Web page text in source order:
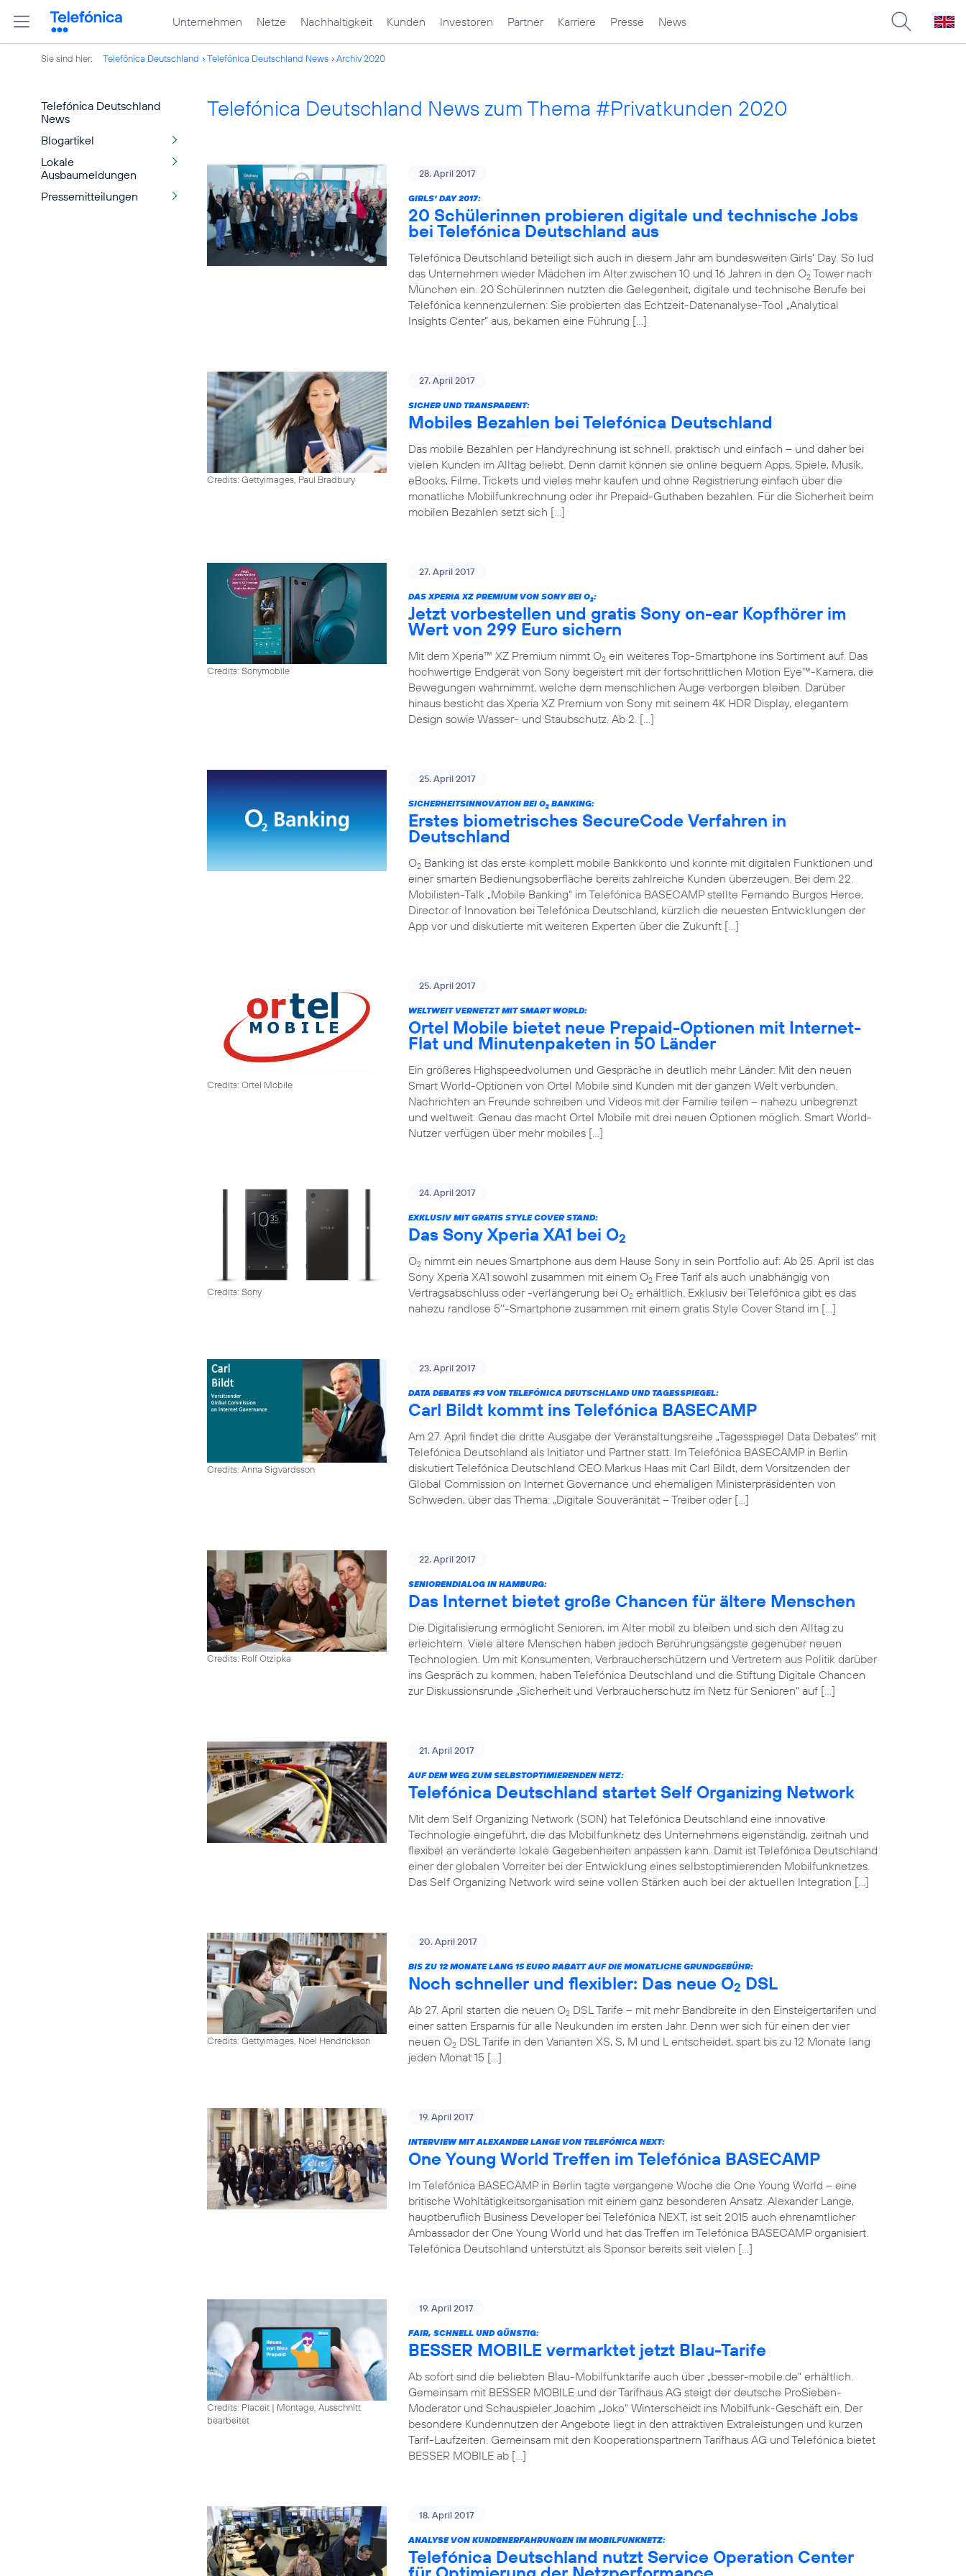
Unternehmen Netze Nachhaltigkeit Kunden Investoren Partner Karriere Presse News
Sie sind hier: Telefónica Deutschland Telefónica Deutschland News Archiv 2020
Telefónica Deutschland
News
Blogartikel
Lokale
Ausbaumeldungen
Pressemitteilungen
Telefónica Deutschland News zum Thema #Privatkunden 2020
28. April 2017
GIRLS‘ DAY 2017:
20 Schülerinnen probieren digitale und technische Jobs
bei Telefónica Deutschland aus
Telefónica Deutschland beteiligt sich auch in diesem Jahr am bundesweiten Girls‘ Day. So lud
das Unternehmen wieder Mädchen im Alter zwischen 10 und 16 Jahren in den O2 Tower nach
München ein. 20 Schülerinnen nutzten die Gelegenheit, digitale und technische Berufe bei
Telefónica kennenzulernen: Sie probierten das Echtzeit-Datenanalyse-Tool „Analytical
Insights Center“ aus, bekamen eine Führung […]
Credits: Gettyimages, Paul Bradbury
27. April 2017
SICHER UND TRANSPARENT:
Mobiles Bezahlen bei Telefónica Deutschland
Das mobile Bezahlen per Handyrechnung ist schnell, praktisch und einfach – und daher bei
vielen Kunden im Alltag beliebt. Denn damit können sie online bequem Apps, Spiele, Musik,
eBooks, Filme, Tickets und vieles mehr kaufen und ohne Registrierung einfach über die
monatliche Mobilfunkrechnung oder ihr Prepaid-Guthaben bezahlen. Für die Sicherheit beim
mobilen Bezahlen setzt sich […]
Credits: Sonymobile
27. April 2017
DAS XPERIA XZ PREMIUM VON SONY BEI O2:
Jetzt vorbestellen und gratis Sony on-ear Kopfhörer im
Wert von 299 Euro sichern
Mit dem Xperia™ XZ Premium nimmt O2 ein weiteres Top-Smartphone ins Sortiment auf. Das
hochwertige Endgerät von Sony begeistert mit der fortschrittlichen Motion Eye™-Kamera, die
Bewegungen wahrnimmt, welche dem menschlichen Auge verborgen bleiben. Darüber
hinaus besticht das Xperia XZ Premium von Sony mit seinem 4K HDR Display, elegantem
Design sowie Wasser- und Staubschutz. Ab 2. […]
25. April 2017
SICHERHEITSINNOVATION BEI O2 BANKING:
Erstes biometrisches SecureCode Verfahren in
Deutschland
O2 Banking ist das erste komplett mobile Bankkonto und konnte mit digitalen Funktionen und
einer smarten Bedienungsoberfläche bereits zahlreiche Kunden überzeugen. Bei dem 22.
Mobilisten-Talk „Mobile Banking“ im Telefónica BASECAMP stellte Fernando Burgos Herce,
Director of Innovation bei Telefónica Deutschland, kürzlich die neuesten Entwicklungen der
App vor und diskutierte mit weiteren Experten über die Zukunft […]
Credits: Ortel Mobile
25. April 2017
WELTWEIT VERNETZT MIT SMART WORLD:
Ortel Mobile bietet neue Prepaid-Optionen mit Internet-
Flat und Minutenpaketen in 50 Länder
Ein größeres Highspeedvolumen und Gespräche in deutlich mehr Länder: Mit den neuen
Smart World-Optionen von Ortel Mobile sind Kunden mit der ganzen Welt verbunden.
Nachrichten an Freunde schreiben und Videos mit der Familie teilen – nahezu unbegrenzt
und weltweit: Genau das macht Ortel Mobile mit drei neuen Optionen möglich. Smart World-
Nutzer verfügen über mehr mobiles […]
Credits: Sony
24. April 2017
EXKLUSIV MIT GRATIS STYLE COVER STAND:
Das Sony Xperia XA1 bei O2
O2 nimmt ein neues Smartphone aus dem Hause Sony in sein Portfolio auf: Ab 25. April ist das
Sony Xperia XA1 sowohl zusammen mit einem O2 Free Tarif als auch unabhängig von
Vertragsabschluss oder -verlängerung bei O2 erhältlich. Exklusiv bei Telefónica gibt es das
nahezu randlose 5‘‘-Smartphone zusammen mit einem gratis Style Cover Stand im […]
Credits: Anna Sigvardsson
23. April 2017
DATA DEBATES #3VON TELEFÓNICA DEUTSCHLAND UND TAGESSPIEGEL:
Carl Bildt kommt ins Telefónica BASECAMP
Am 27. April findet die dritte Ausgabe der Veranstaltungsreihe „Tagesspiegel Data Debates“ mit
Telefónica Deutschland als Initiator und Partner statt. Im Telefónica BASECAMP in Berlin
diskutiert Telefónica Deutschland CEO Markus Haas mit Carl Bildt, dem Vorsitzenden der
Global Commission on Internet Governance und ehemaligen Ministerpräsidenten von
Schweden, über das Thema: „Digitale Souveränität – Treiber oder […]
Credits: Rolf Otzipka
22. April 2017
SENIORENDIALOG IN HAMBURG:
Das Internet bietet große Chancen für ältere Menschen
Die Digitalisierung ermöglicht Senioren, im Alter mobil zu bleiben und sich den Alltag zu
erleichtern. Viele ältere Menschen haben jedoch Berührungsängste gegenüber neuen
Technologien. Um mit Konsumenten, Verbraucherschützern und Vertretern aus Politik darüber
ins Gespräch zu kommen, haben Telefónica Deutschland und die Stiftung Digitale Chancen
zur Diskussionsrunde „Sicherheit und Verbraucherschutz im Netz für Senioren“ auf […]
21. April 2017
AUF DEM WEG ZUM SELBSTOPTIMIERENDEN NETZ:
Telefónica Deutschland startet Self Organizing Network
Mit dem Self Organizing Network (SON) hat Telefónica Deutschland eine innovative
Technologie eingeführt, die das Mobilfunknetz des Unternehmens eigenständig, zeitnah und
flexibel an veränderte lokale Gegebenheiten anpassen kann. Damit ist Telefónica Deutschland
einer der globalen Vorreiter bei der Entwicklung eines selbstoptimierenden Mobilfunknetzes.
Das Self Organizing Network wird seine vollen Stärken auch bei der aktuellen Integration […]
Credits: Gettyimages, Noel Hendrickson
20. April 2017
BIS ZU 12 MONATE LANG 15 EURO RABATT AUF DIE MONATLICHE GRUNDGEBÜHR:
Noch schneller und flexibler: Das neue O2 DSL
Ab 27. April starten die neuen O2 DSL Tarife – mit mehr Bandbreite in den Einsteigertarifen und
einer satten Ersparnis für alle Neukunden im ersten Jahr. Denn wer sich für einen der vier
neuen O2 DSL Tarife in den Varianten XS, S, M und L entscheidet, spart bis zu 12 Monate lang
jeden Monat 15 […]
19. April 2017
INTERVIEW MIT ALEXANDER LANGE VON TELEFÓNICA NEXT:
One Young World Treffen im Telefónica BASECAMP
Im Telefónica BASECAMP in Berlin tagte vergangene Woche die One Young World – eine
britische Wohltätigkeitsorganisation mit einem ganz besonderen Ansatz. Alexander Lange,
hauptberuflich Business Developer bei Telefónica NEXT, ist seit 2015 auch ehrenamtlicher
Ambassador der One Young World und hat das Treffen im Telefónica BASECAMP organisiert.
Telefónica Deutschland unterstützt als Sponsor bereits seit vielen […]
Credits: Placeit | Montage, Ausschnitt
bearbeitet
19. April 2017
FAIR, SCHNELL UND GÜNSTIG:
BESSER MOBILE vermarktet jetzt Blau-Tarife
Ab sofort sind die beliebten Blau-Mobilfunktarife auch über „besser-mobile.de“ erhältlich.
Gemeinsam mit BESSER MOBILE und der Tarifhaus AG steigt der deutsche ProSieben-
Moderator und Schauspieler Joachim „Joko“ Winterscheidt ins Mobilfunk-Geschäft ein. Der
besondere Kundennutzen der Angebote liegt in den attraktiven Extraleistungen und kurzen
Tarif-Laufzeiten. Gemeinsam mit den Kooperationspartnern Tarifhaus AG und Telefónica bietet
BESSER MOBILE ab […]
18. April 2017
ANALYSE VON KUNDENERFAHRUNGEN IM MOBILFUNKNETZ:
Telefónica Deutschland nutzt Service Operation Center